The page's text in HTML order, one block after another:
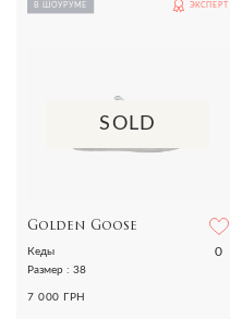
В ШОУРУМЕ ЭКСПЕРТ
SOLD
Golden Goose
0
Кеды
Размер : 38
7 000 ГРН